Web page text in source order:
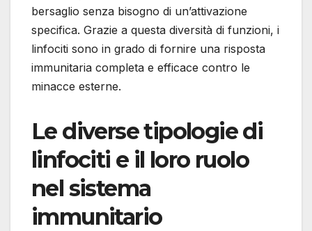
bersaglio senza bisogno di un’attivazione
specifica. Grazie a questa diversità di funzioni, i
linfociti sono in grado di fornire una risposta
immunitaria completa e efficace contro le
minacce esterne.
Le diverse tipologie di
linfociti e il loro ruolo
nel sistema
immunitario